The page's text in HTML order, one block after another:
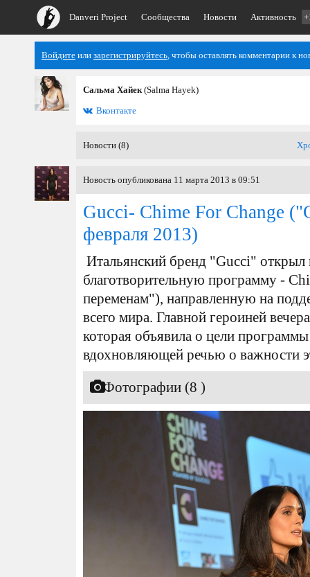
Danveri Project Сообщества Новости Активность
Войдите или зарегистрируйтесь, чтобы оставлять комментарии к
Сальма Хайек(Salma Hayek)
Вконтакте
Новости (8)
Новость опубликована 11 марта 2013 в 09:51
Gucci- Chime For Change
февраля 2013)
Итальянский бренд "Gucci"
благотворительную программу -
переменам"), направленную на
всего мира. Главной героиней
которая объявила о цели
вдохновляющей речью о важности
Фотографии (8 )